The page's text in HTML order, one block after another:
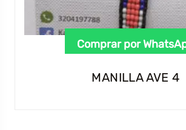
Comprar por
MANILLA AVE 4